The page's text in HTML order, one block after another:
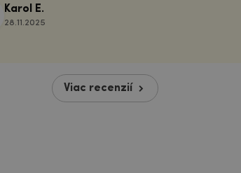
Karol E.
28.11.2025
Viac recenzií